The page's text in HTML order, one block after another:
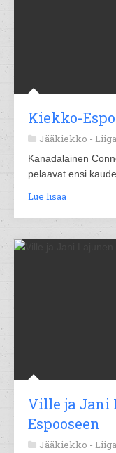
Kiekko-
Jääkiekko - Liiga
Kanadalainen
pelaavat ensi
Lue lisää
Ville ja Jani
Espooseen
Jääkiekko - Liiga